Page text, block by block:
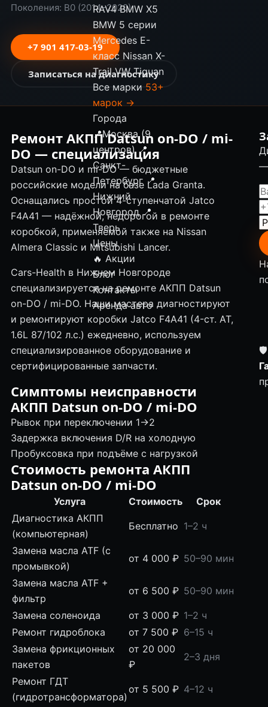
RAV4 BMW X5
BMW 5 серии
Mercedes E-
класс Nissan X-
Trail VW Tiguan
Все марки 53+
марок →
Города
📍Москва (9
центров) 📍
Санкт-
Петербург 📍
Нижний
Новгород 📍
Тверь
Цены
🔥 Акции
Блог
Контакты
Аренда авто
Поколения: B0 (2014–2020)
+7 901 417-03-19
Записаться на диагностику
Ремонт АКПП Datsun on-DO / mi-
DO — специализация
Datsun on-DO и mi-DO — бюджетные
российские модели на базе Lada Granta.
Оснащались простой 4-ступенчатой Jatco
F4A41 — надёжной, недорогой в ремонте
коробкой, применяемой также на Nissan
Almera Classic и Mitsubishi Lancer.
Cars-Health в Нижнем Новгороде
специализируется на ремонте АКПП Datsun
on-DO / mi-DO. Наши мастера диагностируют
и ремонтируют коробки Jatco F4A41 (4-ст. AT,
1.6L 87/102 л.с.) ежедневно, используем
специализированное оборудование и
сертифицированные запчасти.
Симптомы неисправности
АКПП Datsun on-DO / mi-DO
Рывок при переключении 1→2
Задержка включения D/R на холодную
Пробуксовка при подъёме с нагрузкой
Стоимость ремонта АКПП
Datsun on-DO / mi-DO
Услуга Стоимость
Срок
Диагностика АКПП
(компьютерная)
Бесплатно 1–2 ч
Замена масла ATF (с
промывкой)
от 4 000 ₽ 50–90 мин
Замена масла ATF +
фильтр
от 6 500 ₽ 50–90 мин
Замена соленоида от 3 000 ₽ 1–2 ч
Ремонт гидроблока
от 7 500 ₽ 6–15 ч
Замена фрикционных
пакетов
от 20 000
₽
2–3 дня
Ремонт ГДТ
(гидротрансформатора)
от 5 500 ₽ 4–12 ч
—
🛡